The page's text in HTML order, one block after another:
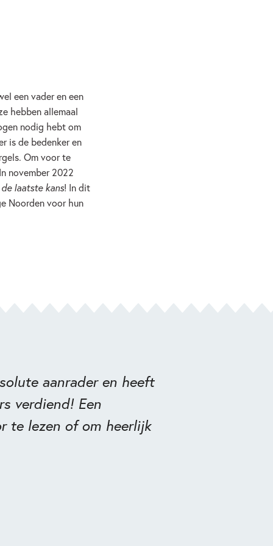
een vader en een
hebben allemaal
nodig hebt om
is de bedenker en
Om voor te
november 2022
laatste kans! In dit
Noorden voor hun
aanrader en heeft
verdiend! Een
te lezen of om heerlijk